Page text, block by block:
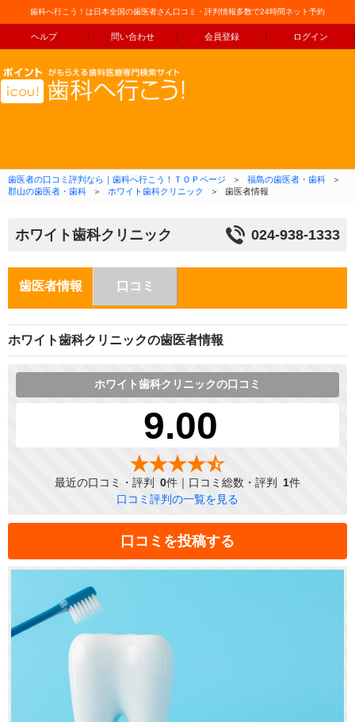
歯科へ行こう！は日本全国の歯医者さん口コミ・評判情報多数で24時間ネット予約
ヘルプ 問い合わせ 会員登録 ログイン
コンテンツへ移動
歯医者の口コミ評判なら｜歯科へ行こう！ＴＯＰページ ＞ 福島の歯医者・歯科
＞
郡山の歯医者・歯科
＞ ホワイト歯科クリニック ＞ 歯医者情報
ホワイト歯科クリニック 024-938-1333
歯医者情報 口コミ
ホワイト歯科クリニックの歯医者情報
ホワイト歯科クリニックの口コミ
9.00
最近の口コミ・評判 0件｜口コミ総数・評判 1件
口コミ評判の一覧を見る
口コミを投稿する